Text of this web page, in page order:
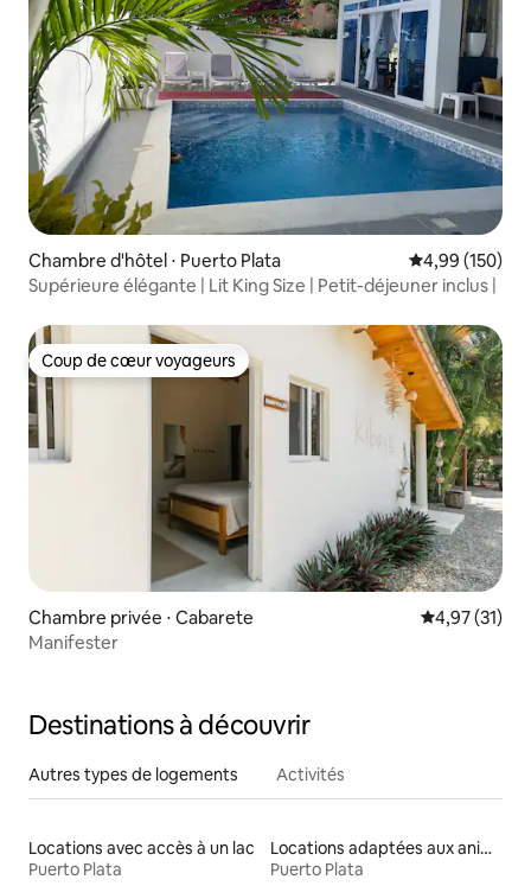
Chambre d'hôtel ⋅ Puerto Plata Évaluation
4,99 (150)
Supérieure élégante | Lit King Size | Petit-déjeuner inclus |
Coup de cœur voyageurs
Coup de cœur voyageurs
Chambre privée ⋅ Cabarete Évaluation
4,97 (31)
Manifester
Destinations à découvrir
Autres types de logements Activités
Locations avec accès à un lac
Puerto Plata
Locations adaptées aux animaux
Puerto Plata